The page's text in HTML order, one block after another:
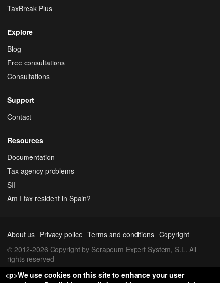
TaxBreak Plus
Explore
Blog
Free consultations
Consultations
Support
Contact
Resources
Documentation
Tax agency problems
SII
Am I tax resident in Spain?
About us Privacy police Terms and conditions Copyright
© 2012-2026 Copyright by Serapeum Expert System, S.L. All
rights reserved
<p>We use cookies on this site to enhance your user